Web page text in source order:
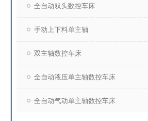
全自动双头数控车床
手动上下料单主轴
双主轴数控车床
全自动液压单主轴数控车床
全自动气动单主轴数控车床